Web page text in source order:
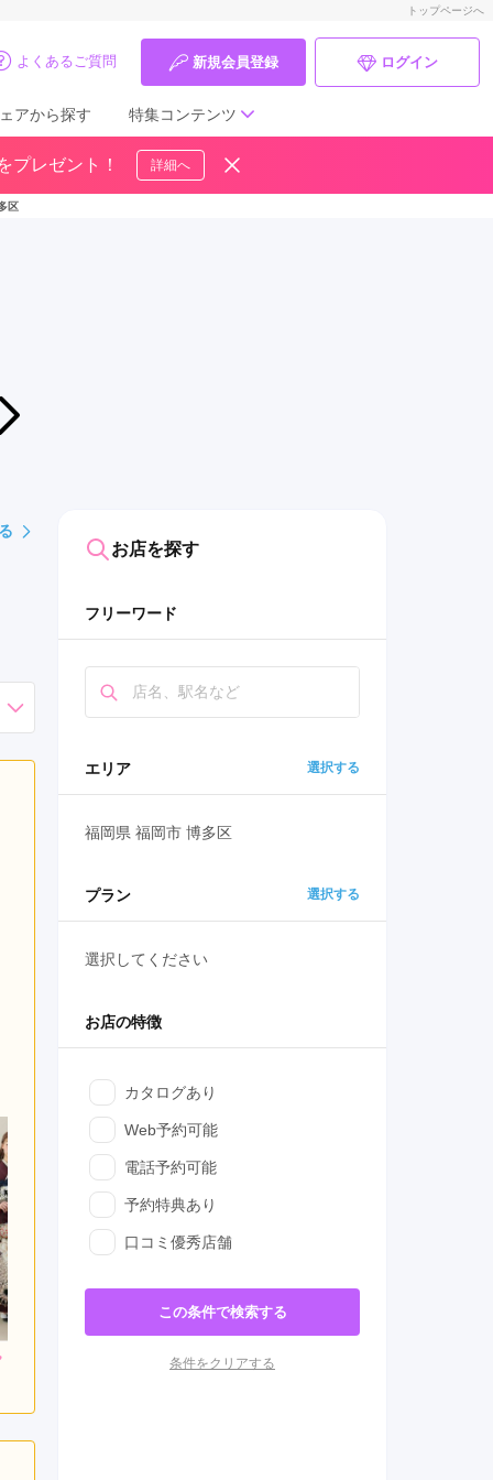
トップページへ
よくあるご質問 新規会員登録 ログイン
アから探す 特集コンテンツ
プレゼント！ 詳細へ
区
【8月限定】年に一度の 振袖BIG SALE【今だけの超お得が盛りだくさ
お店を探す
フリーワード
エリア 選択する
福岡県 福岡市 博多区
プラン 選択する
選択してください
お店の特徴
カタログあり
Web予約可能
電話予約可能
予約特典あり
口コミ優秀店舗
この条件で検索する
条件をクリアする